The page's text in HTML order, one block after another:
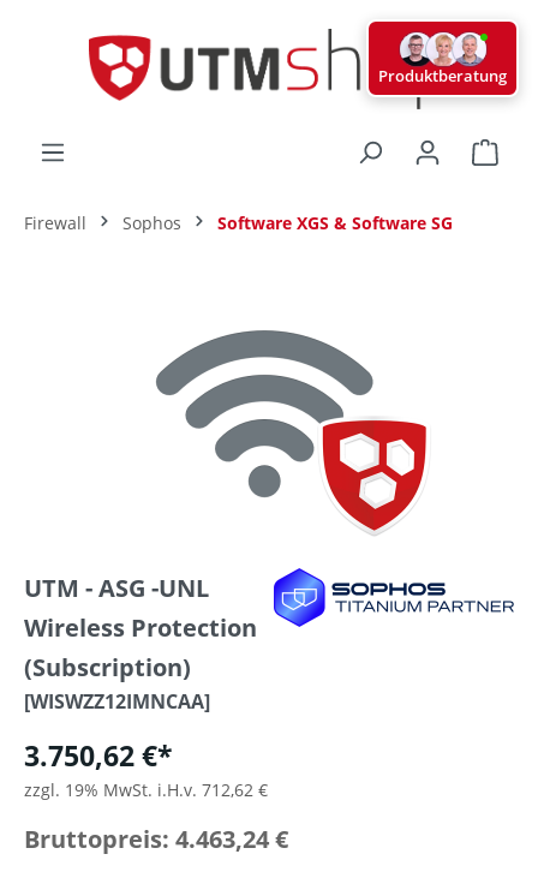
Firewall Sophos Software XGS & Software SG
UTM - ASG -UNL
Wireless Protection
(Subscription)
[WISWZZ12IMNCAA]
3.750,62 €*
zzgl. 19% MwSt. i.H.v. 712,62 €
Bruttopreis: 4.463,24 €
Produktberatung